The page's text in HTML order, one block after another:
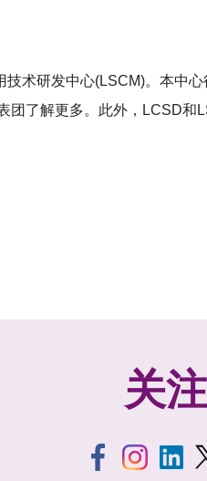
术研发中心(LSCM)。本中心
了解更多。此外，LCSD和
关